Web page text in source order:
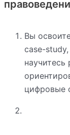
Вы
case-
научитесь
цифровые